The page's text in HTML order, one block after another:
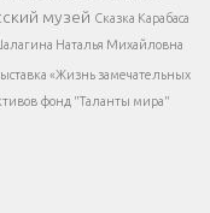
музей Сказка Карабаса
Наталья Михайловна
«Жизнь замечательных
фонд "Таланты мира"